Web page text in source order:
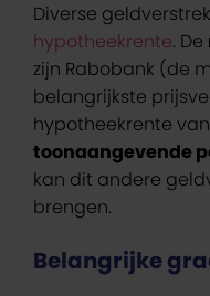
Diverse
hypotheekrente. De
zijn Rabobank (de
belangrijkste
hypotheekrente
toonaangevende
kan dit andere
brengen.
Belangrijke